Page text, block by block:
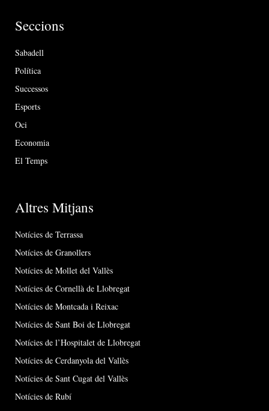
Seccions
Sabadell
Política
Successos
Esports
Oci
Economia
El Temps
Altres Mitjans
Notícies de Terrassa
Notícies de Granollers
Notícies de Mollet del Vallès
Notícies de Cornellà de Llobregat
Notícies de Montcada i Reixac
Notícies de Sant Boi de Llobregat
Notícies de l’Hospitalet de Llobregat
Notícies de Cerdanyola del Vallès
Notícies de Sant Cugat del Vallès
Notícies de Rubí